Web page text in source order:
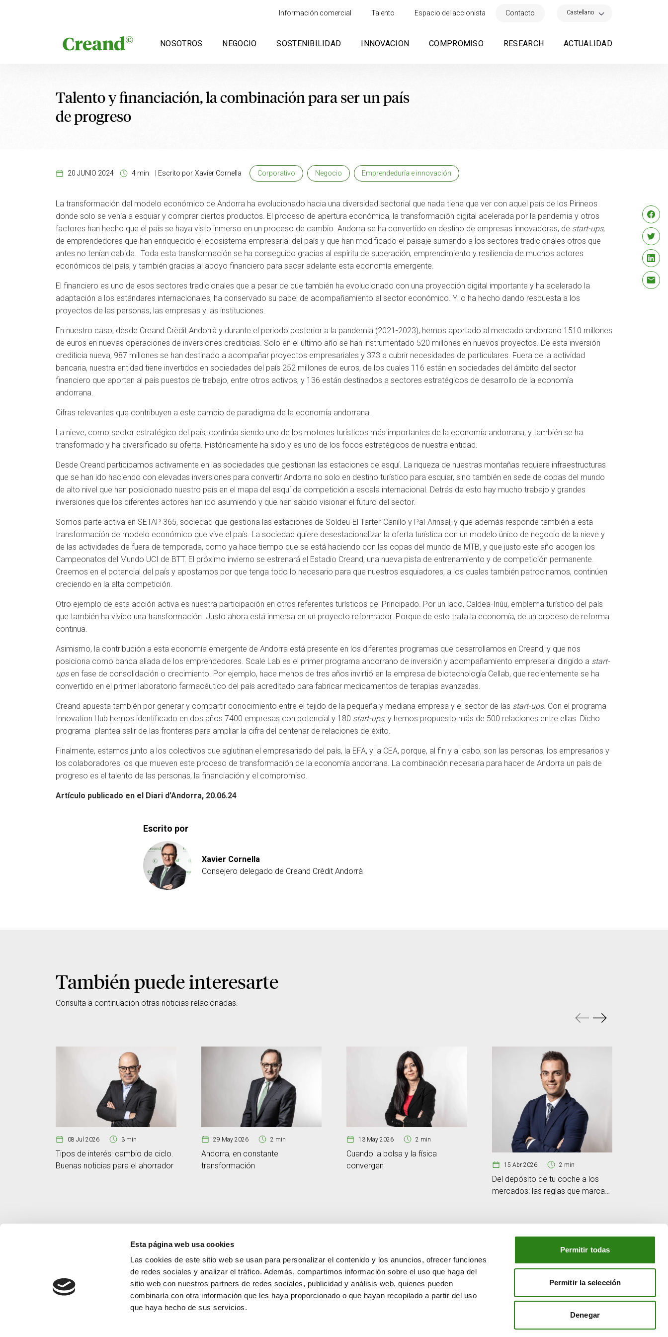
Esta página web usa cookies
Las cookies de este sitio web se usan para personalizar el contenido y los anuncios, ofrecer funciones
de redes sociales y analizar el tráfico. Además, compartimos información sobre el uso que haga del
sitio web con nuestros partners de redes sociales, publicidad y análisis web, quienes pueden
combinarla con otra información que les haya proporcionado o que hayan recopilado a partir del uso
que haya hecho de sus servicios.
Permitir todas
Permitir la selección
Denegar
Información comercial Talento Espacio del accionista Contacto Castellano
NOSOTROS NEGOCIO SOSTENIBILIDAD INNOVACION COMPROMISO RESEARCH ACTUALIDAD
Talento y financiación, la combinación para ser un país
de progreso
20 JUNIO 2024 4 min Escrito por Xavier Cornella Corporativo Negocio Emprendeduría e innovación
La transformación del modelo económico de Andorra ha evolucionado hacia una diversidad sectorial que nada tiene que ver con aquel país de los Pirineos
donde solo se venía a esquiar y comprar ciertos productos. El proceso de apertura económica, la transformación digital acelerada por la pandemia y otros
factores han hecho que el país se haya visto inmerso en un proceso de cambio. Andorra se ha convertido en destino de empresas innovadoras, de start-ups,
de emprendedores que han enriquecido el ecosistema empresarial del país y que han modificado el paisaje sumando a los sectores tradicionales otros que
antes no tenían cabida. Toda esta transformación se ha conseguido gracias al espíritu de superación, emprendimiento y resiliencia de muchos actores
económicos del país, y también gracias al apoyo financiero para sacar adelante esta economía emergente.
El financiero es uno de esos sectores tradicionales que a pesar de que también ha evolucionado con una proyección digital importante y ha acelerado la
adaptación a los estándares internacionales, ha conservado su papel de acompañamiento al sector económico. Y lo ha hecho dando respuesta a los
proyectos de las personas, las empresas y las instituciones.
En nuestro caso, desde Creand Crèdit Andorrà y durante el periodo posterior a la pandemia (2021-2023), hemos aportado al mercado andorrano 1510 millones
de euros en nuevas operaciones de inversiones crediticias. Solo en el último año se han instrumentado 520 millones en nuevos proyectos. De esta inversión
crediticia nueva, 987 millones se han destinado a acompañar proyectos empresariales y 373 a cubrir necesidades de particulares. Fuera de la actividad
bancaria, nuestra entidad tiene invertidos en sociedades del país 252 millones de euros, de los cuales 116 están en sociedades del ámbito del sector
financiero que aportan al país puestos de trabajo, entre otros activos, y 136 están destinados a sectores estratégicos de desarrollo de la economía
andorrana.
Cifras relevantes que contribuyen a este cambio de paradigma de la economía andorrana.
La nieve, como sector estratégico del país, continúa siendo uno de los motores turísticos más importantes de la economía andorrana, y también se ha
transformado y ha diversificado su oferta. Históricamente ha sido y es uno de los focos estratégicos de nuestra entidad.
Desde Creand participamos activamente en las sociedades que gestionan las estaciones de esquí. La riqueza de nuestras montañas requiere infraestructuras
que se han ido haciendo con elevadas inversiones para convertir Andorra no solo en destino turístico para esquiar, sino también en sede de copas del mundo
de alto nivel que han posicionado nuestro país en el mapa del esquí de competición a escala internacional. Detrás de esto hay mucho trabajo y grandes
inversiones que los diferentes actores han ido asumiendo y que han sabido visionar el futuro del sector.
Somos parte activa en SETAP 365, sociedad que gestiona las estaciones de Soldeu-El Tarter-Canillo y Pal-Arinsal, y que además responde también a esta
transformación de modelo económico que vive el país. La sociedad quiere desestacionalizar la oferta turística con un modelo único de negocio de la nieve y
de las actividades de fuera de temporada, como ya hace tiempo que se está haciendo con las copas del mundo de MTB, y que justo este año acogen los
Campeonatos del Mundo UCI de BTT. El próximo invierno se estrenará el Estadio Creand, una nueva pista de entrenamiento y de competición permanente.
Creemos en el potencial del país y apostamos por que tenga todo lo necesario para que nuestros esquiadores, a los cuales también patrocinamos, continúen
creciendo en la alta competición.
Otro ejemplo de esta acción activa es nuestra participación en otros referentes turísticos del Principado. Por un lado, Caldea-Inúu, emblema turístico del país
que también ha vivido una transformación. Justo ahora está inmersa en un proyecto reformador. Porque de esto trata la economía, de un proceso de reforma
continua.
Asimismo, la contribución a esta economía emergente de Andorra está presente en los diferentes programas que desarrollamos en Creand, y que nos
posiciona como banca aliada de los emprendedores. Scale Lab es el primer programa andorrano de inversión y acompañamiento empresarial dirigido a start-
upsen fase de consolidación o crecimiento. Por ejemplo, hace menos de tres años invirtió en la empresa de biotecnología Cellab, que recientemente se ha
convertido en el primer laboratorio farmacéutico del país acreditado para fabricar medicamentos de terapias avanzadas.
Creand apuesta también por generar y compartir conocimiento entre el tejido de la pequeña y mediana empresa y el sector de las start-ups. Con el programa
Innovation Hub hemos identificado en dos años 7400 empresas con potencial y 180 start-ups, y hemos propuesto más de 500 relaciones entre ellas. Dicho
programa plantea salir de las fronteras para ampliar la cifra del centenar de relaciones de éxito.
Finalmente, estamos junto a los colectivos que aglutinan el empresariado del país, la EFA, y la CEA, porque, al fin y al cabo, son las personas, los empresarios y
los colaboradores los que mueven este proceso de transformación de la economía andorrana. La combinación necesaria para hacer de Andorra un país de
progreso es el talento de las personas, la financiación y el compromiso.
Artículo publicado en el Diari d’Andorra, 20.06.24
Escrito por
Xavier Cornella
Consejero delegado de Creand Crèdit Andorrà
También puede interesarte
Consulta a continuación otras noticias relacionadas.
08 Jul 2026 3 min
Tipos de interés: cambio de ciclo.
Buenas noticias para el ahorrador
29 May 2026 2 min
Andorra, en constante
transformación
13 May 2026 2 min
Cuando la bolsa y la física
convergen
15 Abr 2026 2 min
Del depósito de tu coche a los
mercados: las reglas que marcan
CONTACTO
+376 88 88 88
MÁS CREAND
Gobierno corporativo
Actualidad
NUESTRO GRUPO
Creand Wealth & Securities Luxemburgo
Creand Wealth Management EE. UU.